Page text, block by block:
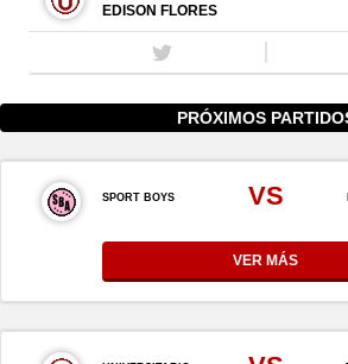
EDISON FLORES
PRÓXIMOS
SPORT BOYS VS
VER MÁS